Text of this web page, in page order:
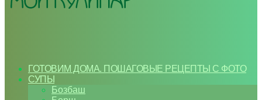
ГОТОВИМ ДОМА. ПОШАГОВЫЕ РЕЦЕПТЫ С ФОТО
СУПЫ
Бозбаш